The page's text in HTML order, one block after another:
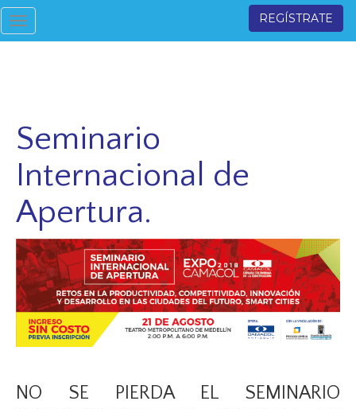
Toggle
navigation
REGÍSTRATE
Seminario
Internacional de
Apertura.
NO SE PIERDA EL SEMINARIO